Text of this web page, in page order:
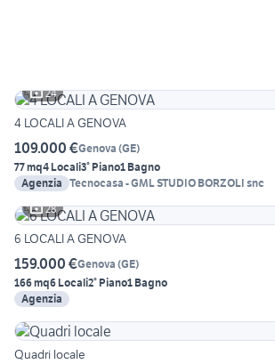
24
4 LOCALI A GENOVA
109.000 €Genova (GE)
77 mq4 Locali3° Piano1 Bagno
Agenzia
Tecnocasa - GML STUDIO BORZOLI snc
28
6 LOCALI A GENOVA
159.000 €Genova (GE)
166 mq6 Locali2° Piano1 Bagno
Agenzia
Quadri locale